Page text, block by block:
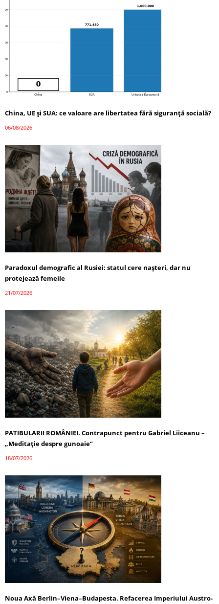
China, UE și SUA: ce valoare are libertatea fără siguranță socială?
06/08/2026
Paradoxul demografic al Rusiei: statul cere nașteri, dar nu
protejează femeile
21/07/2026
PATIBULARII ROMÂNIEI. Contrapunct pentru Gabriel Liiceanu –
„Meditație despre gunoaie”
18/07/2026
Noua Axă Berlin–Viena–Budapesta. Refacerea Imperiului Austro-